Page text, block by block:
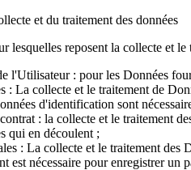
et du traitement des données
lesquelles reposent la collecte et
l'Utilisateur : pour les Données
: La collecte et le traitement de
d'identification sont
: la collecte et le traitement
qui en découlent ;
: La collecte et le traitement des
est nécessaire pour enregistrer un